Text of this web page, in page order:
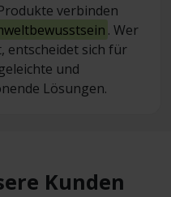
verbinden
. Wer
entscheidet sich für
und
Lösungen.
Kunden